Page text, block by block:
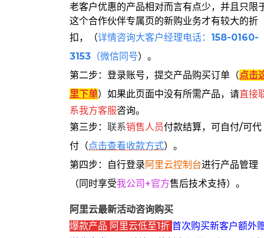
老客户优惠的产品相对而言有点少，并且只限
这个合作伙伴专属页的新购业务才有较大的折
扣，
（详情咨询大客户经理电话： 158-0160-
3153 （微信同号）。
第二步：登录账号，提交产品购买订单（点击
里下单） 如果此页面中没有所需产品，请直接
系我方客服咨询。
第三步： 联系销售人员付款结算，可自付/可代
付（点击查看收款方式）。
第四步：自行登录 阿里云控制台进行产品管理
（同时享受我公司+官方售后技术支持）。
阿里云最新活动咨询购买
爆款产品 阿里云低至1折 首次购买新客户额外